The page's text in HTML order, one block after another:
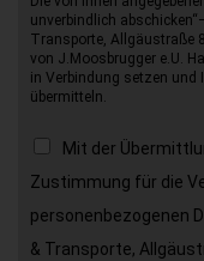
unverbindlich
Transporte, Allgäustraße
von J.Moosbrugger e.U.
in Verbindung setzen und
übermitteln.
Mit der
Zustimmung für die
personenbezogenen
& Transporte,